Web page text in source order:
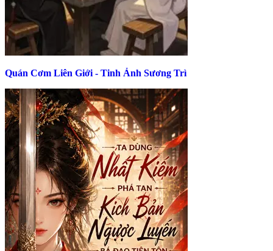
Quán Cơm Liên Giới - Tinh Ảnh Sương Trì